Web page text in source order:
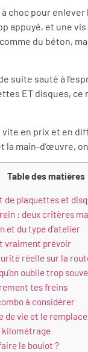
à choc pour
appuyé, et une
du béton,
suite sauté à
ET disques, ce
vite en prix et en
main-d’œuvre, on
Table des matières
de plaquettes et
: deux critères
et du type d’atelier
vraiment prévoir
réelle sur la
oublie trop
tes freins
à considérer
de vie et le
kilométrage
le boulot ?